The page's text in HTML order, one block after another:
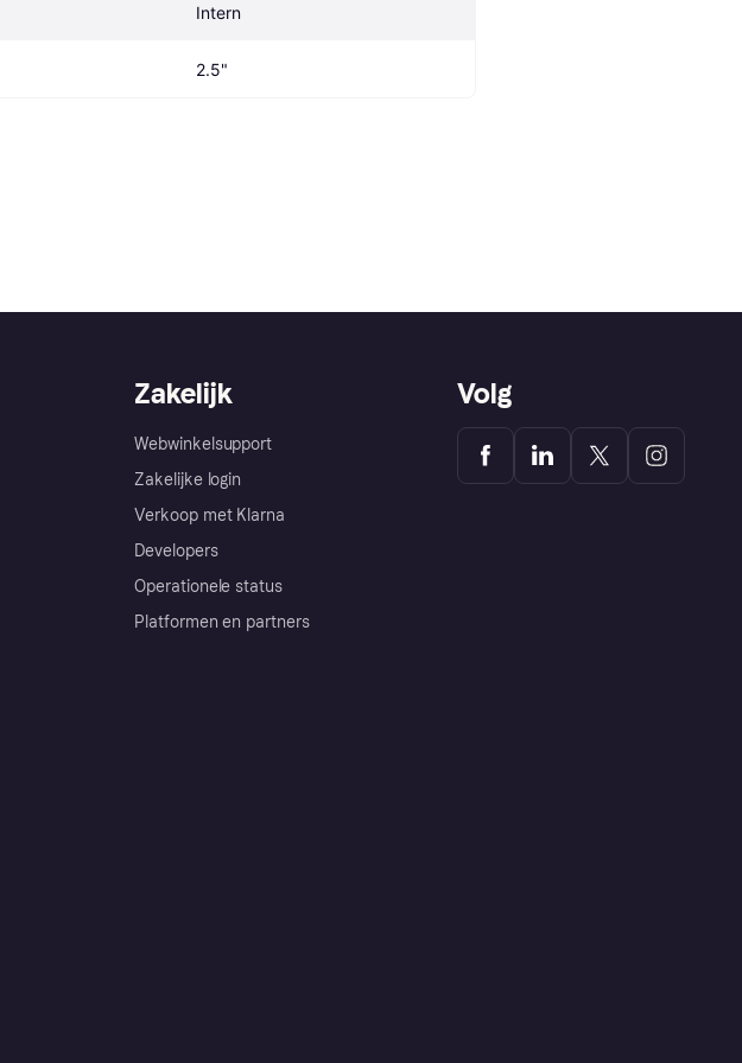
Intern
2.5"
Zakelijk
Webwinkelsupport
Zakelijke login
Verkoop met Klarna
Developers
Operationele status
Platformen en partners
Volg